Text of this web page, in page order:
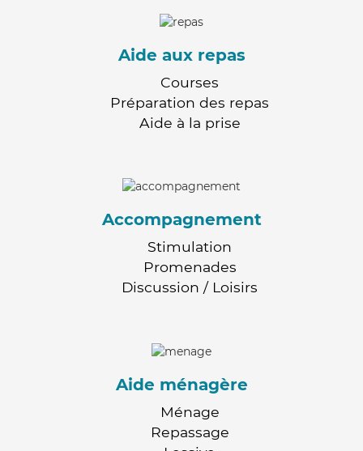
Aide aux repas
Courses
Préparation des repas
Aide à la prise
Accompagnement
Stimulation
Promenades
Discussion / Loisirs
Aide ménagère
Ménage
Repassage